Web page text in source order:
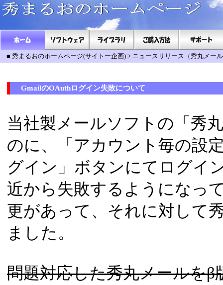
■ 秀まるおのホームページ(サイトー企画) > ニュースリリース（秀丸メー
GmailのOAuthログイン失敗について
当社製メールソフトの「秀
のに、「アカウント毎の設
グイン」ボタンにてログイ
近から失敗するようになっ
更があって、それに対して
ました。
問題対応した秀丸メールを